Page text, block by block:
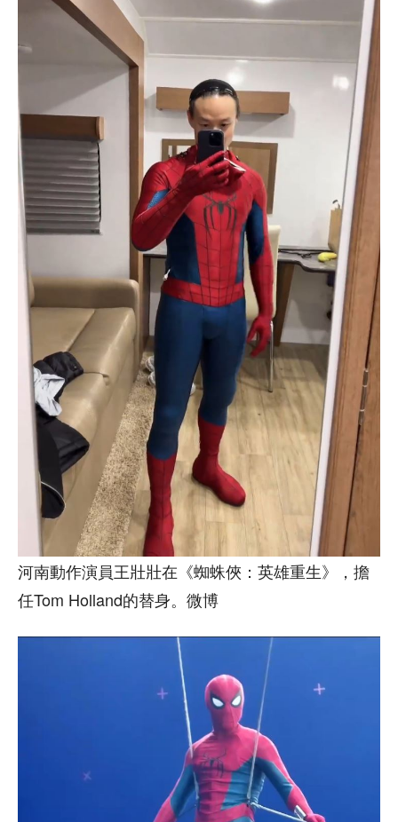
河南動作演員王壯壯在《蜘蛛俠：英雄重生》，擔
任Tom Holland的替身。微博